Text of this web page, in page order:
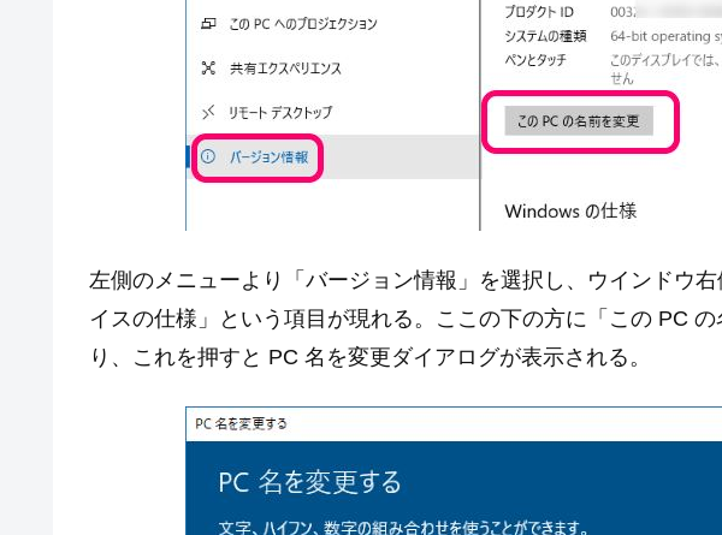
左側のメニューより「バージョン情報」を選択し、ウインドウ
イスの仕様」という項目が現れる。ここの下の方に「この PC
り、これを押すと PC 名を変更ダイアログが表示される。